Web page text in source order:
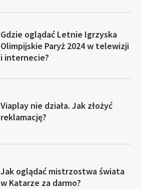
Gdzie oglądać Letnie Igrzyska
Olimpijskie Paryż 2024 w telewizji
i internecie?
Viaplay nie działa. Jak złożyć
reklamację?
Jak oglądać mistrzostwa świata
w Katarze za darmo?